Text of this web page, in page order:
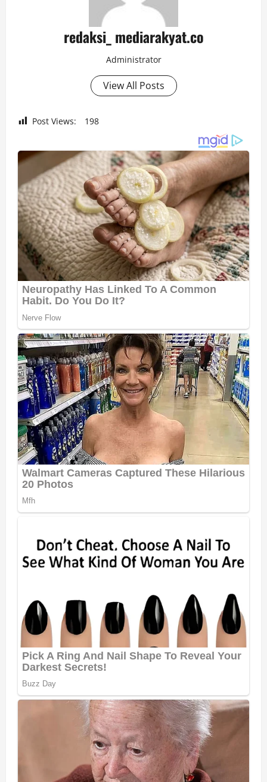
redaksi_ mediarakyat.co
Administrator
View All Posts
Post Views: 198